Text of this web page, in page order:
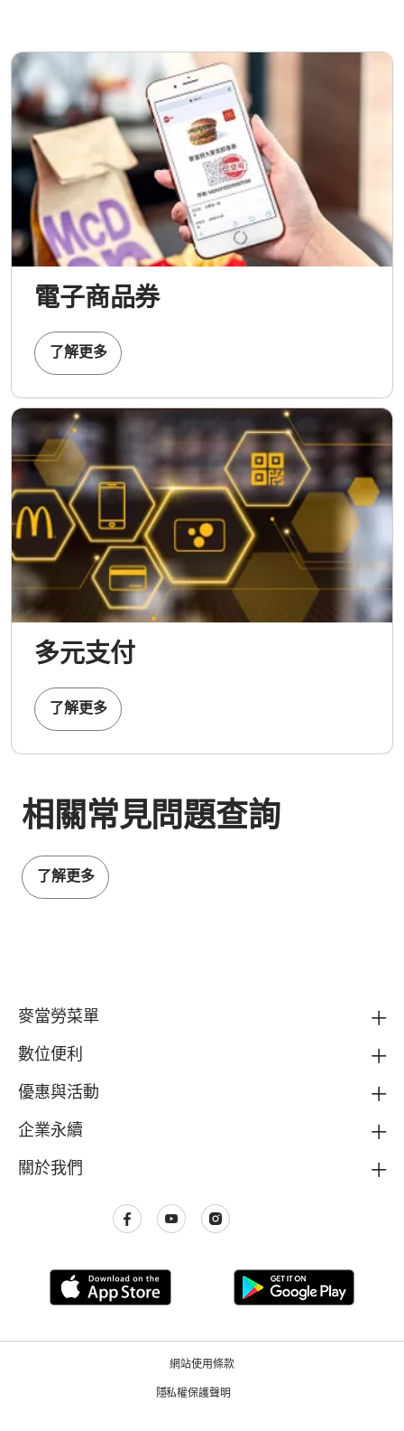
電子商品券
了解更多
多元支付
了解更多
相關常見問題查詢
了解更多
麥當勞菜單
數位便利
優惠與活動
企業永續
關於我們
網站使用條款
隱私權保護聲明